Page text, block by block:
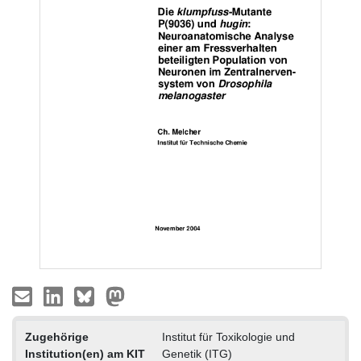
Zugehörige
Institution(en) am KIT
Institut für Toxikologie und
Genetik (ITG)